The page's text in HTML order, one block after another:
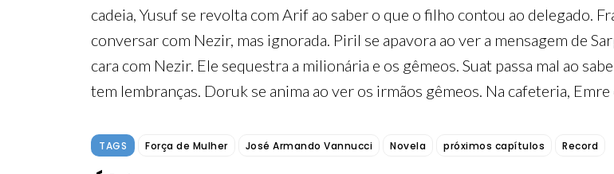
cadeia, Yusuf se revolta com Arif ao saber o que o filho contou ao delegado.
conversar com Nezir, mas ignorada. Piril se apavora ao ver a mensagem de
cara com Nezir. Ele sequestra a milionária e os gêmeos. Suat passa mal ao
tem lembranças. Doruk se anima ao ver os irmãos gêmeos. Na cafeteria,
TAGS Força de Mulher José Armando Vannucci Novela próximos capítulos Record